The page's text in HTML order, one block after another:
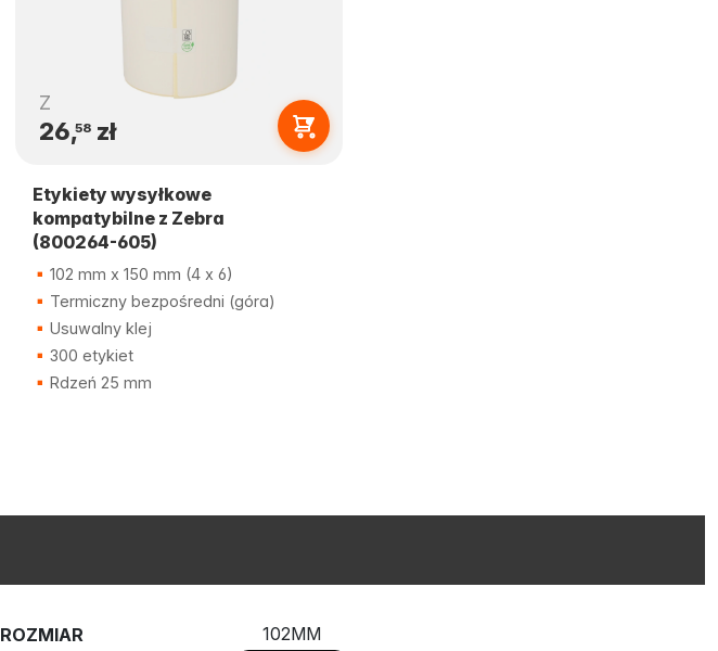
Z
26,58zł
Etykiety wysyłkowe
kompatybilne z Zebra
(800264-605)
102 mm x 150 mm (4 x 6)
Termiczny bezpośredni (góra)
Usuwalny klej
300 etykiet
Rdzeń 25 mm
ROZMIAR 102MM